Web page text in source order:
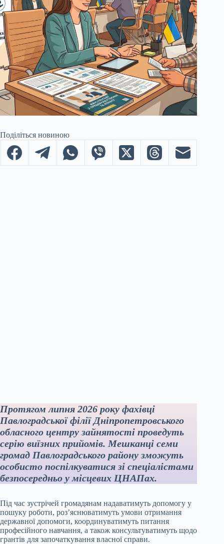
Поділіться новиною
Протягом липня 2026 року фахівці
Павлоградської філії Дніпропетровського
обласного центру зайнятості проведуть
серію виїзних прийомів. Мешканці семи
громад Павлоградського району зможуть
особисто поспілкуватися зі спеціалістами
безпосередньо у місцевих ЦНАПах.
Під час зустрічей громадянам надаватимуть допомогу у
пошуку роботи, роз’яснюватимуть умови отримання
державної допомоги, координуватимуть питання
професійного навчання, а також консультуватимуть щодо
грантів для започаткування власної справи.